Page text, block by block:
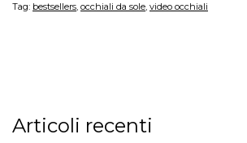
Tag: bestsellers, occhiali da sole, video occhiali
Articoli recenti